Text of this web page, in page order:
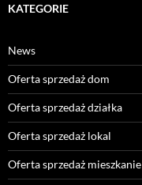
KATEGORIE
News
Oferta sprzedaż dom
Oferta sprzedaż działka
Oferta sprzedaż lokal
Oferta sprzedaż mieszkanie